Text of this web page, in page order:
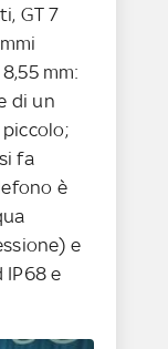
GT 7
mm:
di un
fa
è
e
IP68 e